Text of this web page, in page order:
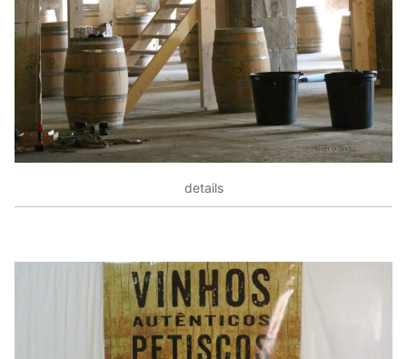
details